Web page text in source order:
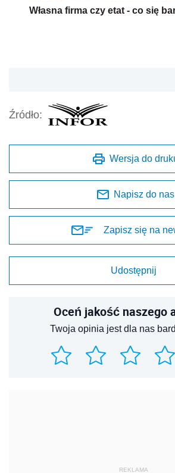
Własna firma czy etat - co się
Źródło:
Wersja do
Napisz do nas
Zapisz się na
Udostępnij
Oceń jakość naszego
Twoja opinia jest dla nas
REKLAMA